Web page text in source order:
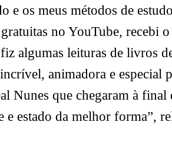
e os meus métodos de
no YouTube, recebi
algumas leituras de livros
animadora e especial
Nunes que chegaram à
e estado da melhor forma”,